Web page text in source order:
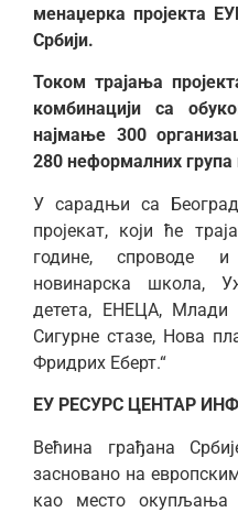
менаџерка пројекта
Србији.
Током трајања
комбинацији са
најмање 300
280 неформалних група
У сарадњи са
пројекат, који ће
године, спроводе
новинарска школа,
детета, ЕНЕЦА, Млади
Сигурне стазе, Нова
Фридрих Еберт.“
ЕУ РЕСУРС ЦЕНТАР
Већина грађана
засновано на
као место окупљања